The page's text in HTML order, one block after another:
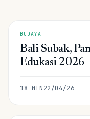
BUDAYA
Bali Subak,
Edukasi 2026
18 MIN22/04/26